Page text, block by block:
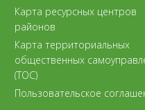
Карта ресурсных центров
районов
Карта территориальных
общественных
(ТОС)
Пользовательское